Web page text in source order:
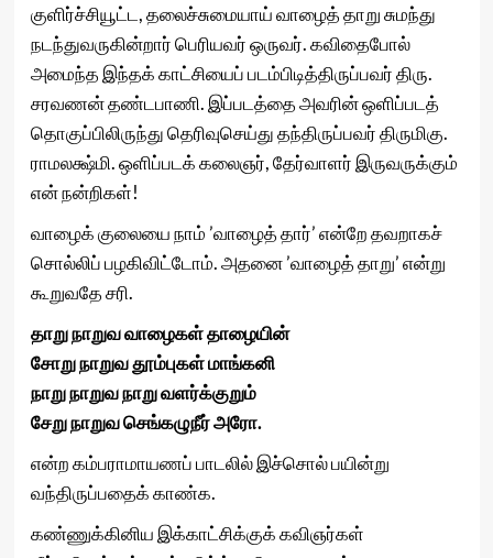
குளிர்ச்சியூட்ட, தலைச்சுமையாய் வாழைத் தாறு சுமந்து
நடந்துவருகின்றார் பெரியவர் ஒருவர். கவிதைபோல்
அமைந்த இந்தக் காட்சியைப் படம்பிடித்திருப்பவர் திரு.
சரவணன் தண்டபாணி. இப்படத்தை அவரின் ஒளிப்படத்
தொகுப்பிலிருந்து தெரிவுசெய்து தந்திருப்பவர் திருமிகு.
ராமலக்ஷ்மி. ஒளிப்படக் கலைஞர், தேர்வாளர் இருவருக்கும்
என் நன்றிகள்!
வாழைக் குலையை நாம் ’வாழைத் தார்’ என்றே தவறாகச்
சொல்லிப் பழகிவிட்டோம். அதனை ’வாழைத் தாறு’ என்று
கூறுவதே சரி.
தாறு நாறுவ வாழைகள் தாழையின்
சோறு நாறுவ தூம்புகள் மாங்கனி
நாறு நாறுவ நாறு வளர்க்குறும்
சேறு நாறுவ செங்கழுநீர் அரோ.
என்ற கம்பராமாயணப் பாடலில் இச்சொல் பயின்று
வந்திருப்பதைக் காண்க.
கண்ணுக்கினிய இக்காட்சிக்குக் கவிஞர்கள்